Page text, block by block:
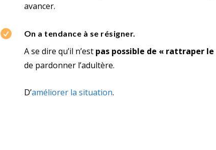
avancer.
 On a tendance à se résigner.
A se dire qu’il n’estpas possible de « rattraper le
de pardonner l’adultère.
D’améliorer la situation.